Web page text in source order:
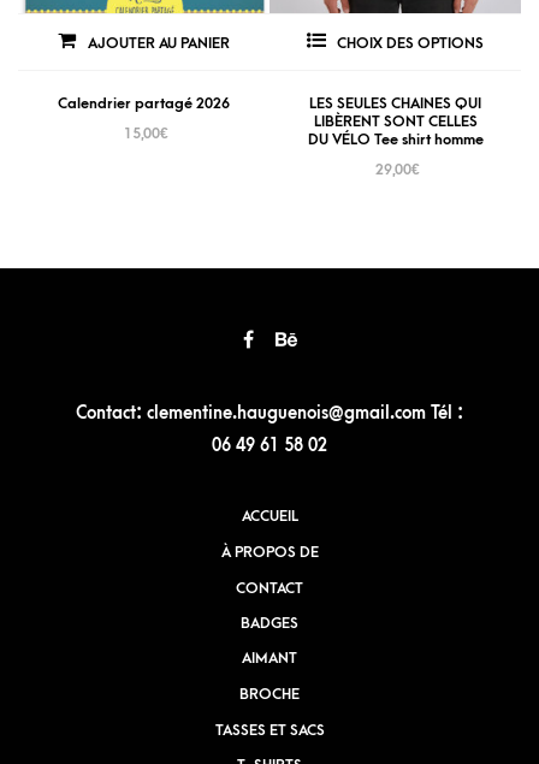
AJOUTER AU PANIER
Calendrier partagé 2026
15,00€
CHOIX DES OPTIONS
LES SEULES CHAINES QUI
LIBÈRENT SONT CELLES
DU VÉLO Tee shirt homme
29,00€
Contact: clementine.hauguenois@gmail.com Tél :
06 49 61 58 02
ACCUEIL
À PROPOS DE
CONTACT
BADGES
AIMANT
BROCHE
TASSES ET SACS